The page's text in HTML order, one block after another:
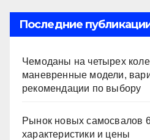
Последние
Чемоданы на четырех
маневренные модели,
рекомендации по выбору
Рынок новых самосвалов
характеристики и цены